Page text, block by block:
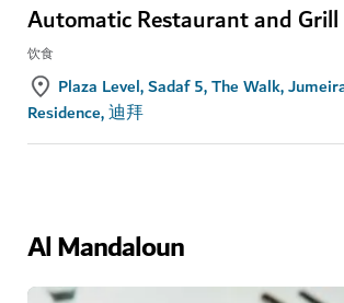
Automatic Restaurant and Grill
饮食
Plaza Level, Sadaf 5, The Walk,
Residence, 迪拜
Al Mandaloun